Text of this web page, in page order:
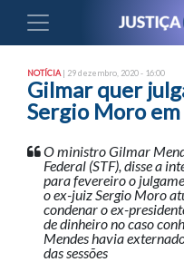
NOTÍCIA | 29 dezembro, 2020 - 16:00
Gilmar quer
Sergio Moro
O ministro Gilmar
Federal (STF), disse a
para fevereiro o
o ex-juiz Sergio Moro
condenar o ex-
de dinheiro no caso
Mendes havia
das sessões